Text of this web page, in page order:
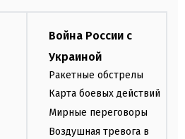
Война России с
Украиной
Ракетные обстрелы
Карта боевых действий
Мирные переговоры
Воздушная тревога в